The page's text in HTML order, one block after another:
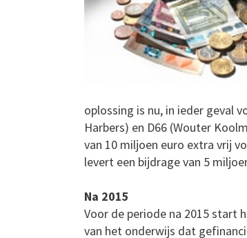
oplossing is nu, in ieder geval
Harbers) en D66 (Wouter
van 10 miljoen euro extra vrij
levert een bijdrage van 5
Na 2015
Voor de periode na 2015 start
van het onderwijs dat